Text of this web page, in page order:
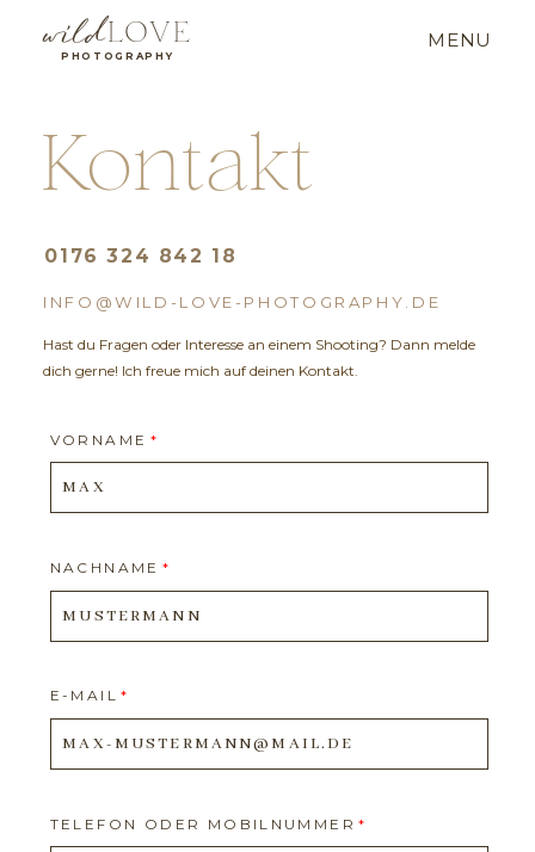
LOVE MENU
wild
PHOTOGRAPHYMENU
Galerie
Über mich
Kontakt
VORNAME
NACHNAME
E-MAIL
TELEFON ODER MOBILNUMMER
0176 324 842 18
INFO@WILD-LOVE-PHOTOGRAPHY.DE
Hast du Fragen oder Interesse an einem Shooting? Dann melde
dich gerne! Ich freue mich auf deinen Kontakt.